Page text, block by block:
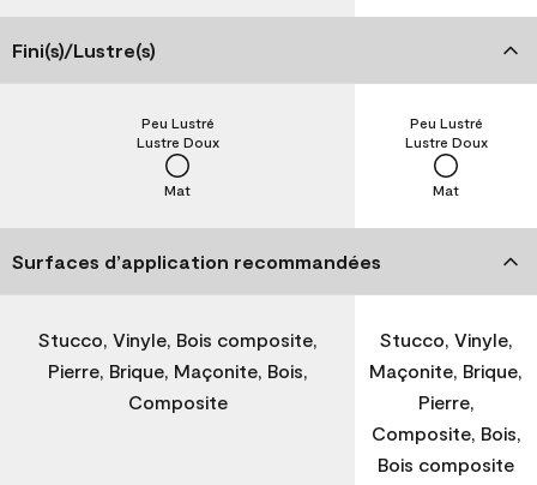
Fini(s)/Lustre(s)
Mat
Lustre Doux
Peu Lustré
Mat
Lustre Doux
Peu Lustré
Surfaces d’application recommandées
Stucco, Vinyle, Bois composite,
Pierre, Brique, Maçonite, Bois,
Composite
Stucco, Vinyle,
Maçonite, Brique,
Pierre,
Composite, Bois,
Bois composite